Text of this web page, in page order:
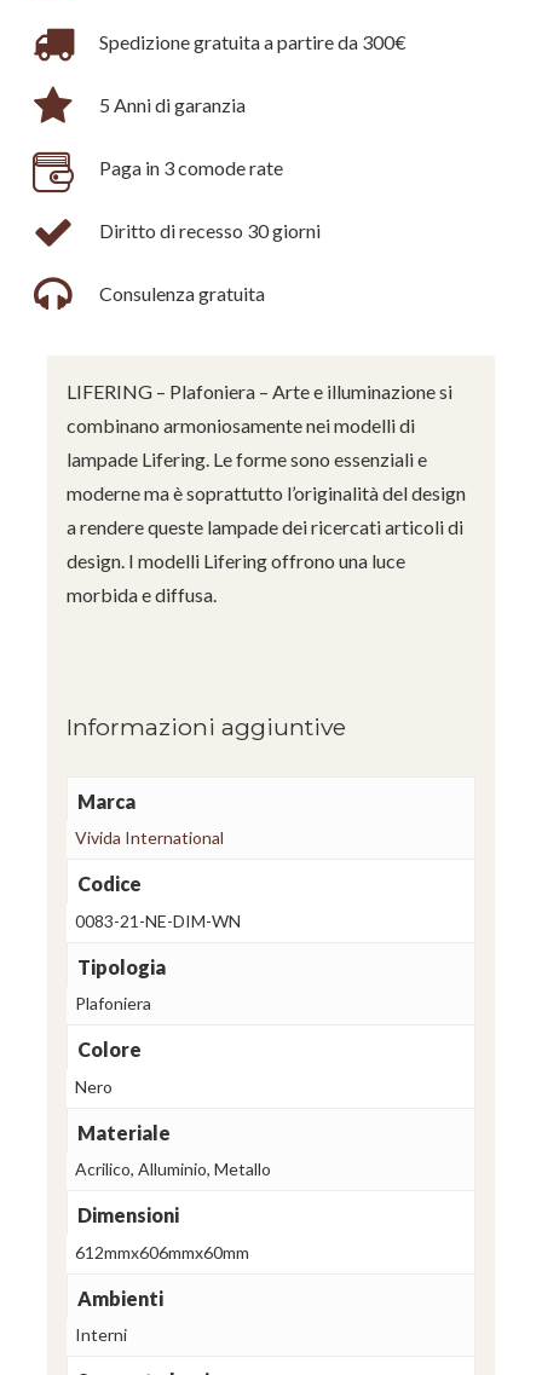
Spedizione gratuita a partire da 300€
5 Anni di garanzia
Paga in 3 comode rate
Diritto di recesso 30 giorni
Consulenza gratuita
LIFERING – Plafoniera – Arte e illuminazione si
combinano armoniosamente nei modelli di
lampade Lifering. Le forme sono essenziali e
moderne ma è soprattutto l’originalità del design
a rendere queste lampade dei ricercati articoli di
design. I modelli Lifering offrono una luce
morbida e diffusa.
Informazioni aggiuntive
Marca
Vivida International
Codice
0083-21-NE-DIM-WN
Tipologia
Plafoniera
Colore
Nero
Materiale
Acrilico, Alluminio, Metallo
Dimensioni
612mmx606mmx60mm
Ambienti
Interni